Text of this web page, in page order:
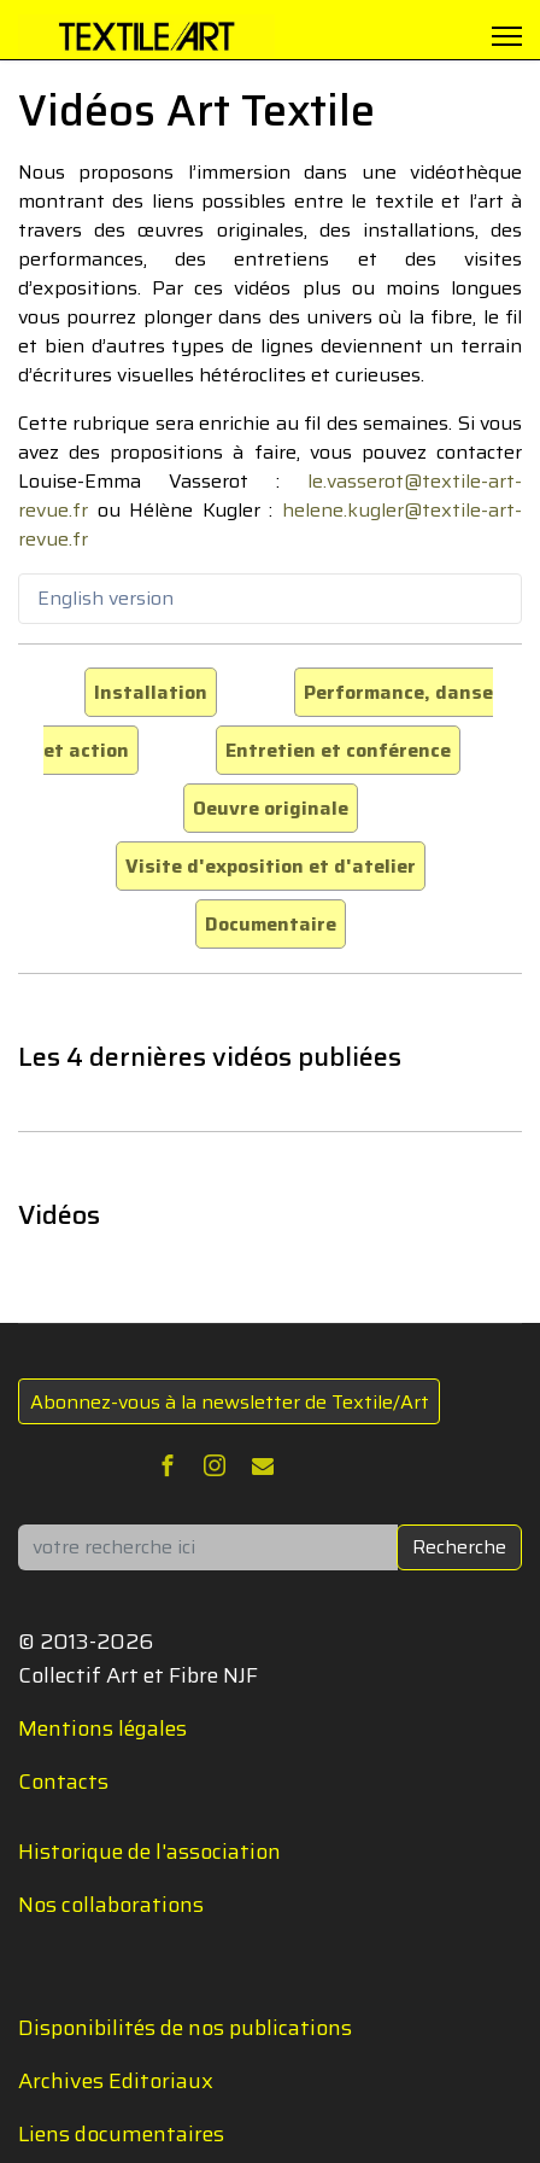
Vidéos Art Textile
Nous proposons l’immersion dans une vidéothèque
montrant des liens possibles entre le textile et l’art à
travers des œuvres originales, des installations, des
performances, des entretiens et des visites
d’expositions. Par ces vidéos plus ou moins longues
vous pourrez plonger dans des univers où la fibre, le fil
et bien d’autres types de lignes deviennent un terrain
d’écritures visuelles hétéroclites et curieuses.
Cette rubrique sera enrichie au fil des semaines. Si vous
avez des propositions à faire, vous pouvez contacter
Louise-Emma Vasserot : le.vasserot@textile-art-
revue.fr ou Hélène Kugler : helene.kugler@textile-art-
revue.fr
English version
Installation
Performance, danse
et action
Entretien et conférence
Oeuvre originale
Visite d'exposition et d'atelier
Documentaire
Les 4 dernières vidéos publiées
Vidéos
Abonnez-vous à la newsletter de Textile/Art
Rechercher Recherche
© 2013-2026
Collectif Art et Fibre NJF
Mentions légales
Contacts
Historique de l'association
Nos collaborations
Disponibilités de nos publications
Archives Editoriaux
Liens documentaires